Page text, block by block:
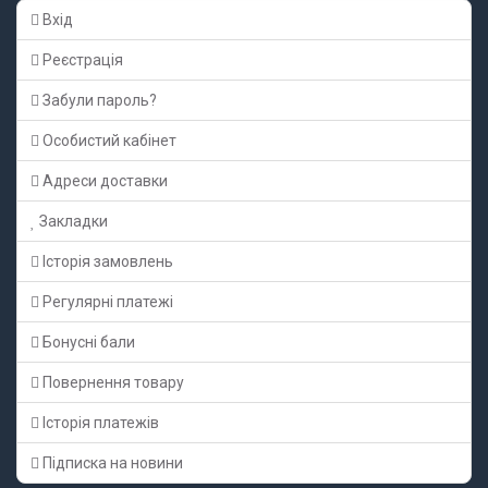
Вхід
Реєстрація
Забули пароль?
Особистий кабінет
Адреси доставки
Закладки
Історія замовлень
Регулярні платежі
Бонусні бали
Повернення товару
Історія платежів
Підписка на новини